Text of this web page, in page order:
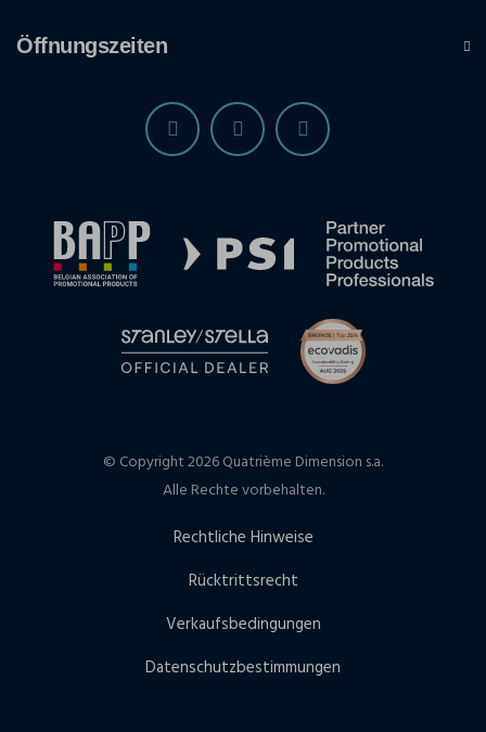
Öffnungszeiten
© Copyright 2026 Quatrième Dimension s.a.
Alle Rechte vorbehalten.
Rechtliche Hinweise
Rücktrittsrecht
Verkaufsbedingungen
Datenschutzbestimmungen